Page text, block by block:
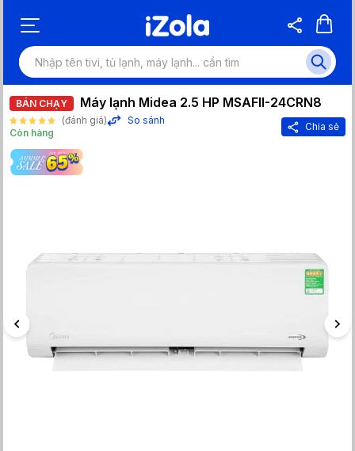
BÁN CHẠY Máy lạnh Midea 2.5 HP MSAFII-24CRN8
(đánh giá)
So sánh
Còn hàng
Chia sẻ